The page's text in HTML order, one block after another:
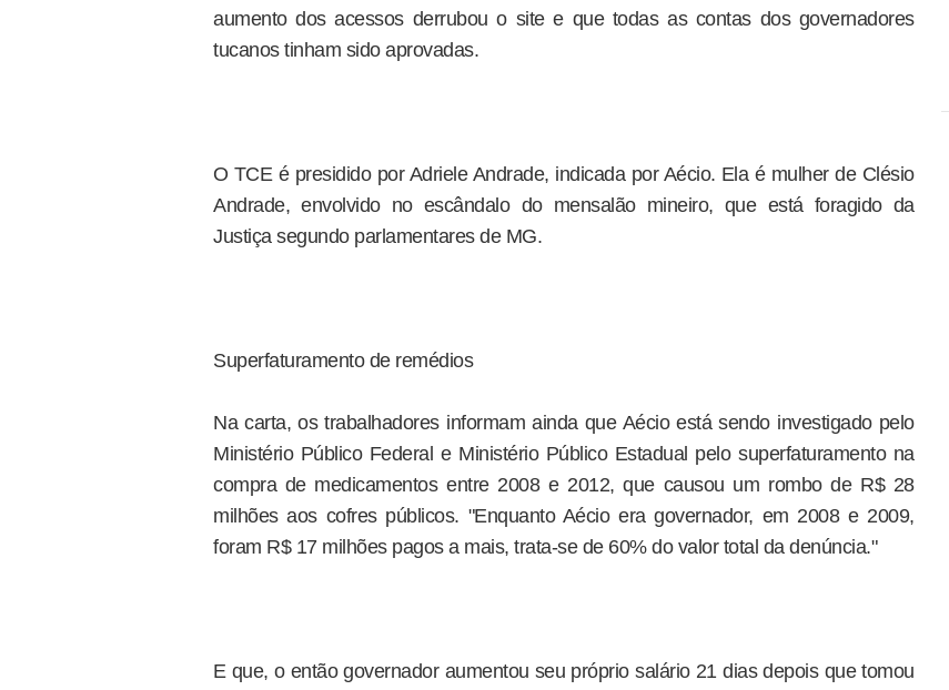
aumento dos acessos derrubou o site e que todas as contas dos governadores
tucanos tinham sido aprovadas.
O TCE é presidido por Adriele Andrade, indicada por Aécio. Ela é mulher de Clésio
Andrade, envolvido no escândalo do mensalão mineiro, que está foragido da
Justiça segundo parlamentares de MG.
Superfaturamento de remédios
Na carta, os trabalhadores informam ainda que Aécio está sendo investigado pelo
Ministério Público Federal e Ministério Público Estadual pelo superfaturamento na
compra de medicamentos entre 2008 e 2012, que causou um rombo de R$ 28
milhões aos cofres públicos. "Enquanto Aécio era governador, em 2008 e 2009,
foram R$ 17 milhões pagos a mais, trata-se de 60% do valor total da denúncia."
E que, o então governador aumentou seu próprio salário 21 dias depois que tomou